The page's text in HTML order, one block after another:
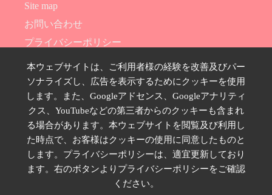
Site map
お問い合わせ
プライバシーポリシー
特定商取引法に基づく表示
SNSのフォローはこちら
本ウェブサイトは、ご利用者様の経験を改善及びパー
ソナライズし、広告を表示するためにクッキーを使用
します。また、Googleアドセンス、Googleアナリティ
クス、YouTubeなどの第三者からのクッキーも含まれ
る場合があります。本ウェブサイトを閲覧及び利用し
た時点で、お客様はクッキーの使用に同意したものと
します。プライバシーポリシーは、適宜更新しており
ます。右のボタンよりプライバシーポリシーをご確認
ください。